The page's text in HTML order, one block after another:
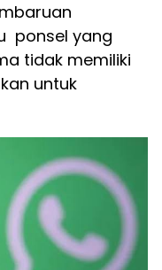
ponsel yang
tidak memiliki
untuk